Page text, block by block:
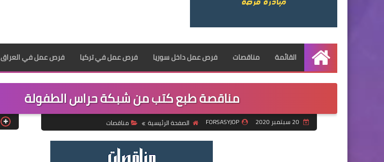
الرئيسية
القائمة مناقصات فرص عمل داخل سوريا فرص عمل في تركيا فرص عمل في العراق
مناقصة طبع كتب من شبكة حراس الطفولة
20 سبتمبر 2020 FORSASYJOP الصفحة الرئيسية مناقصات